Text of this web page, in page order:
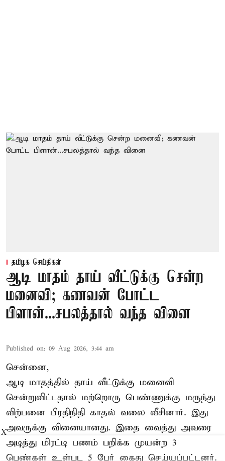
தமிழக செய்திகள்
ஆடி மாதம் தாய் வீட்டுக்கு சென்ற
மனைவி; கணவன் போட்ட
பிளான்...சபலத்தால் வந்த வினை
Published on: 09 Aug 2026, 3:44 am
சென்னை,
ஆடி மாதத்தில் தாய் வீட்டுக்கு மனைவி
சென்றுவிட்டதால் மற்றொரு பெண்ணுக்கு மருந்து
விற்பனை பிரதிநிதி காதல் வலை வீசினார். இது
அவருக்கு வினையானது. இதை வைத்து அவரை
அடித்து மிரட்டி பணம் பறிக்க முயன்ற 3
பெண்கள் உள்பட 5 பேர் கைது செய்யப்பட்டனர்.
X